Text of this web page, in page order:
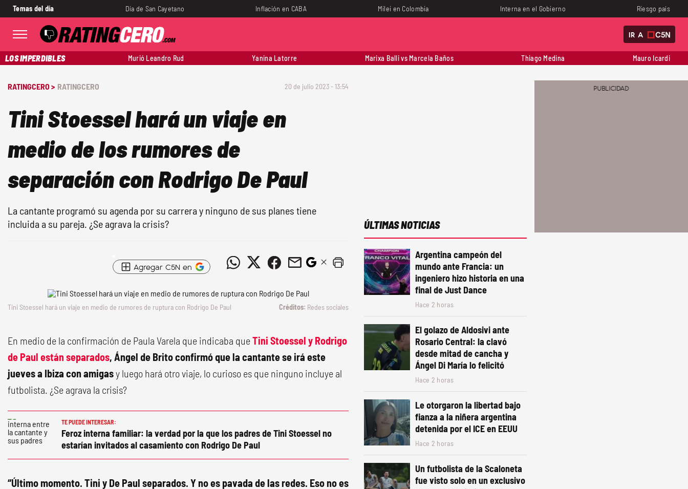
Temas del día Día de San Cayetano Inflación en CABA Milei en Colombia Interna en el Gobierno Riesgo país
IR A
LOS IMPERDIBLES Murió Leandro Rud Yanina Latorre Marixa Balli vs Marcela Baños Thiago Medina Mauro Icardi
RATINGCERO > RATINGCERO 20 de julio 2023 - 13:54
Tini Stoessel hará un viaje en
medio de los rumores de
separación con Rodrigo De Paul
La cantante programó su agenda por su carrera y ninguno de sus planes tiene
incluida a su pareja. ¿Se agrava la crisis?
Agregar C5N en
Tini Stoessel hará un viaje en medio de rumores de ruptura con Rodrigo De Paul Redes sociales
En medio de la confirmación de Paula Varela que indicaba queTini Stoessel y Rodrigo
de Paul están separados, Ángel de Brito confirmó que la cantante se irá este
jueves a Ibiza con amigasy luego hará otro viaje, lo curioso es que ninguno incluye al
futbolista. ¿Se agrava la crisis?
TE PUEDE INTERESAR:
Feroz interna familiar: la verdad por la que los padres de Tini Stoessel no
estarían invitados al casamiento con Rodrigo De Paul
“Último momento. Tini y De Paul separados. Y no es pavada de las redes. Eso no es
ÚLTIMAS NOTICIAS
Argentina campeón del
mundo ante Francia: un
ingeniero hizo historia en una
final de Just Dance
Hace 2 horas
El golazo de Aldosivi ante
Rosario Central: la clavó
desde mitad de cancha y
Ángel Di María lo felicitó
Hace 2 horas
Le otorgaron la libertad bajo
fianza a la niñera argentina
detenida por el ICE en EEUU
Hace 2 horas
Un futbolista de la Scaloneta
fue visto solo en un exclusivo